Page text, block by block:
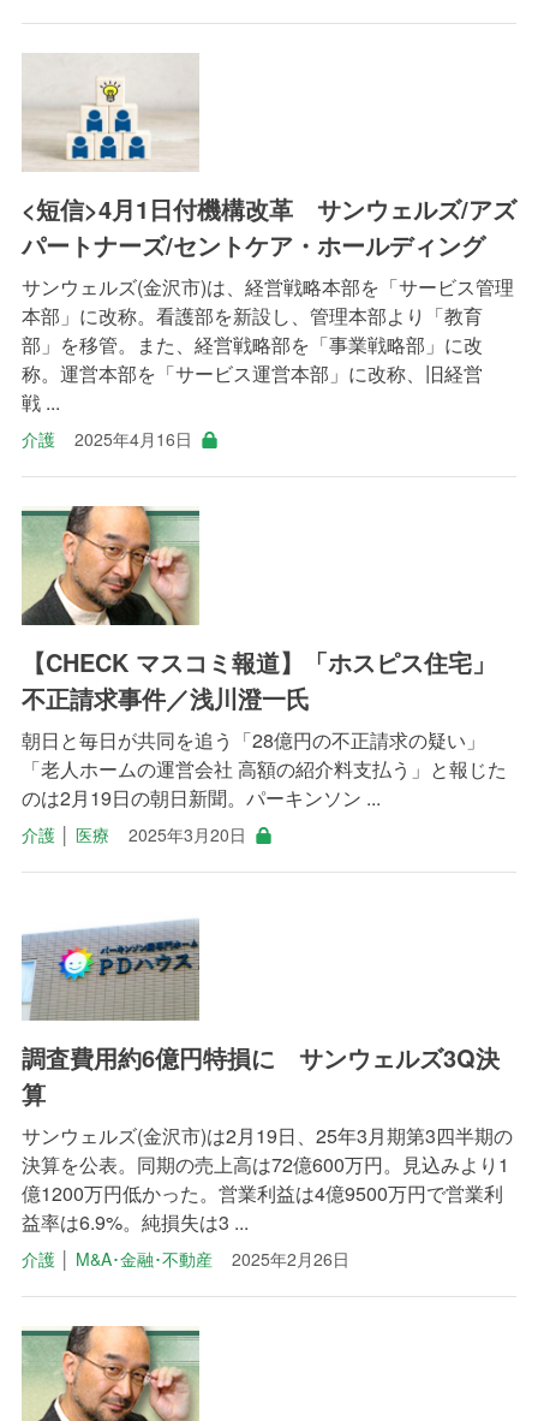
<短信>4月1日付機構改革 サンウェルズ/アズ
パートナーズ/セントケア・ホールディング
サンウェルズ(金沢市)は、経営戦略本部を「サービス管理
本部」に改称。看護部を新設し、管理本部より「教育
部」を移管。また、経営戦略部を「事業戦略部」に改
称。運営本部を「サービス運営本部」に改称、旧経営
戦 ...
介護 2025年4月16日
【CHECK マスコミ報道】「ホスピス住宅」
不正請求事件／浅川澄一氏
朝日と毎日が共同を追う「28億円の不正請求の疑い」
「老人ホームの運営会社 高額の紹介料支払う」と報じた
のは2月19日の朝日新聞。パーキンソン ...
介護│ 医療 2025年3月20日
調査費用約6億円特損に サンウェルズ3Q決
算
サンウェルズ(金沢市)は2月19日、25年3月期第3四半期の
決算を公表。同期の売上高は72億600万円。見込みより1
億1200万円低かった。営業利益は4億9500万円で営業利
益率は6.9%。純損失は3 ...
介護│ M&A･金融･不動産 2025年2月26日